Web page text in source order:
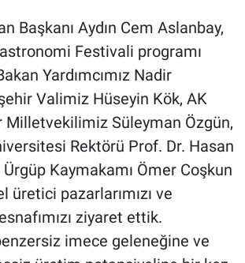
Başkanı Aydın Cem Aslanbay,
Festivali programı
Yardımcımız Nadir
Valimiz Hüseyin Kök, AK
Milletvekilimiz Süleyman Özgün,
Rektörü Prof. Dr. Hasan
Kaymakamı Ömer Coşkun
üretici pazarlarımızı ve
ziyaret ettik.
imece geleneğine ve